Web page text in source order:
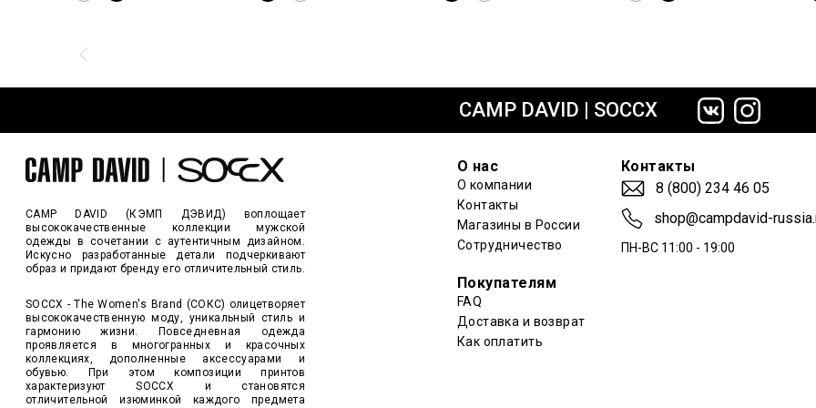
CAMP DAVID | SOCCX
CAMP DAVID (КЭМП ДЭВИД) воплощает
высококачественные коллекции мужской
одежды в сочетании с аутентичным дизайном.
Искусно разработанные детали подчеркивают
образ и придают бренду его отличительный стиль.
SOCCX - The Women's Brand (СОКС) олицетворяет
высококачественную моду, уникальный стиль и
гармонию жизни. Повседневная одежда
проявляется в многогранных и красочных
коллекциях, дополненные аксессуарами и
обувью. При этом композиции принтов
характеризуют SOCCX и становятся
отличительной изюминкой каждого предмета
О нас
О компании
Контакты
Магазины в России
Сотрудничество
Покупателям
FAQ
Доставка и возврат
Как оплатить
Контакты
8 (800) 234 46 05
shop@campdavid-
ПН-ВС 11:00 - 19:00